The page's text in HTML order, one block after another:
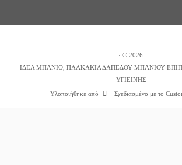
· © 2026
ΙΔΕΑ ΜΠΑΝΙΟ, ΠΛΑΚΑΚΙΑ ΔΑΠΕΔΟΥ ΜΠΑΝΙΟΥ
ΥΓΙΕΙΝΗΣ
· Υλοποιήθηκε από · Σχεδιασμένο με το